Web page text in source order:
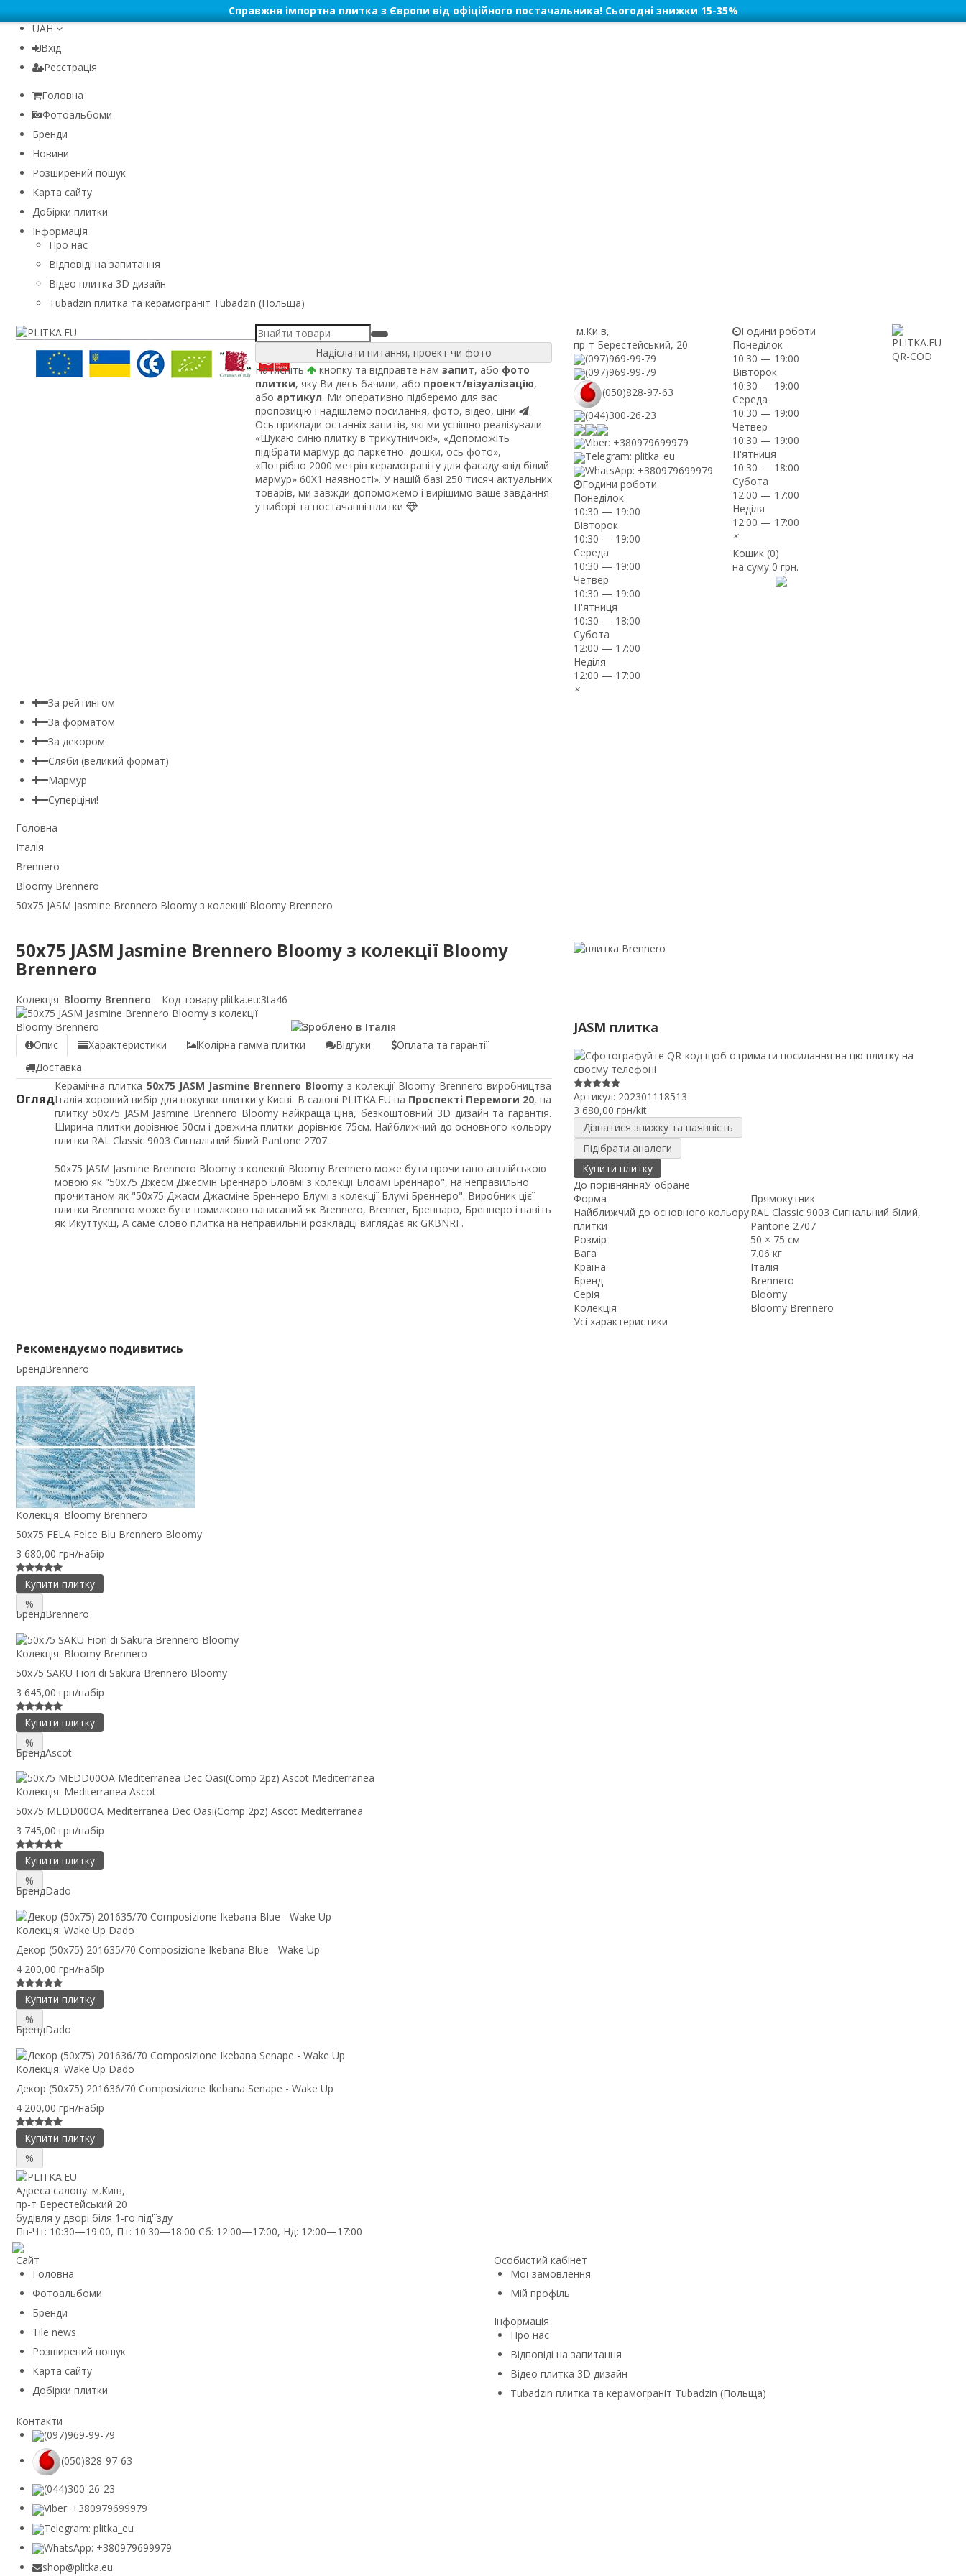
Справжня імпортна плитка з Європи від офіційного постачальника! Сьогодні знижки 15-35%
UAH
Вхід
Реєстрація
Головна
Фотоальбоми
Бренди
Новини
Розширений пошук
Карта сайту
Добірки плитки
Інформація
Про нас
Відповіді на запитання
Відео плитка 3D дизайн
Tubadzin плитка та керамограніт Tubadzin (Польща)
Надіслати питання, проект чи фото
Натисніть
кнопку та відправте нам запит, або фото
плитки, яку Ви десь бачили, або проект/візуалізацію,
або артикул. Ми оперативно підберемо для вас
пропозицію і надішлемо посилання, фото, відео, ціни
.
Ось приклади останніх запитів, які ми успішно реалізували:
«Шукаю синю плитку в трикутничок!», «Допоможіть
підібрати мармур до паркетної дошки, ось фото»,
«Потрібно 2000 метрів керамограніту для фасаду «під білий
мармур» 60Х1 наявності». У нашій базі 250 тисяч актуальних
товарів, ми завжди допоможемо і вирішимо ваше завдання
у виборі та постачанні плитки
м.Київ,
пр-т Берестейський, 20
(097)969-99-79
(097)969-99-79
(050)828-97-63
(044)300-26-23
Viber: +380979699979
Telegram: plitka_eu
WhatsApp: +380979699979
Години роботи
Понеділок
10:30 — 19:00
Вівторок
10:30 — 19:00
Середа
10:30 — 19:00
Четвер
10:30 — 19:00
П'ятниця
10:30 — 18:00
Субота
12:00 — 17:00
Неділя
12:00 — 17:00
×
Години роботи
Понеділок
10:30 — 19:00
Вівторок
10:30 — 19:00
Середа
10:30 — 19:00
Четвер
10:30 — 19:00
П'ятниця
10:30 — 18:00
Субота
12:00 — 17:00
Неділя
12:00 — 17:00
×
Кошик (0)
на суму0 грн.
За рейтингом
За форматом
За декором
Сляби (великий формат)
Мармур
Суперціни!
Головна
Італія
Brennero
Bloomy Brennero
50x75 JASM Jasmine Brennero Bloomy з колекції Bloomy Brennero
50x75 JASM Jasmine Brennero Bloomy з колекції Bloomy
Brennero
Колекція: Bloomy Brennero Код товару plitka.eu:3ta46
Опис Характеристики Колірна гамма плитки Відгуки
Оплата та гарантії
Доставка
Огляд
Керамічна плитка 50x75 JASM Jasmine Brennero Bloomyз колекції Bloomy Brennero виробництва
Італія хороший вибір для покупки плитки у Києві. В салоні PLITKA.EU на Проспекті Перемоги 20, на
плитку 50x75 JASM Jasmine Brennero Bloomy найкраща ціна, безкоштовний 3D дизайн та гарантія.
Ширина плитки дорівнює 50см і довжина плитки дорівнює 75см. Найближчий до основного кольору
плитки RAL Classic 9003 Сигнальний білий Pantone 2707.
50x75 JASM Jasmine Brennero Bloomy з колекції Bloomy Brennero може бути прочитано англійською
мовою як "50x75 Джесм Джесмін Бреннаро Блоамі з колекції Блоамі Бреннаро", на неправильно
прочитаном як "50x75 Джасм Джасміне Бреннеро Блумі з колекції Блумі Бреннеро". Виробник цієї
плитки Brennero може бути помилково написаний як Brennero, Brenner, Бреннаро, Бреннеро і навіть
як Икуттукщ, А саме слово плитка на неправильній розкладці виглядає як GKBNRF.
JASM плитка
Артикул: 202301118513
3 680,00 грн/kit
Дізнатися знижку та наявність
Підібрати аналоги
Купити плитку
До порівнянняУ обране
Форма
Прямокутник
Найближчий до основного кольору
плитки
RAL Classic 9003 Сигнальний білий,
Pantone 2707
Розмір
50 × 75 см
Вага
7.06 кг
Країна
Італія
Бренд
Brennero
Серія
Bloomy
Колекція
Bloomy Brennero
Усі характеристики
Рекомендуємо подивитись
БрендBrennero
Колекція: Bloomy Brennero
50x75 FELA Felce Blu Brennero Bloomy
3 680,00 грн/набір
Купити плитку
%
БрендBrennero
Колекція: Bloomy Brennero
50x75 SAKU Fiori di Sakura Brennero Bloomy
3 645,00 грн/набір
Купити плитку
%
БрендAscot
Колекція: Mediterranea Ascot
50x75 MEDD00OA Mediterranea Dec Oasi(Comp 2pz) Ascot Mediterranea
3 745,00 грн/набір
Купити плитку
%
БрендDado
Колекція: Wake Up Dado
Декор (50x75) 201635/70 Composizione Ikebana Blue - Wake Up
4 200,00 грн/набір
Купити плитку
%
БрендDado
Колекція: Wake Up Dado
Декор (50x75) 201636/70 Composizione Ikebana Senape - Wake Up
4 200,00 грн/набір
Купити плитку
%
Адреса салону: м.Київ,
пр-т Берестейський 20
будівля у дворі біля 1-го під'їзду
Пн-Чт: 10:30—19:00, Пт: 10:30—18:00 Сб: 12:00—17:00, Нд: 12:00—17:00
Сайт
Головна
Фотоальбоми
Бренди
Tile news
Розширений пошук
Карта сайту
Добірки плитки
Особистий кабінет
Мої замовлення
Мій профіль
Інформація
Про нас
Відповіді на запитання
Відео плитка 3D дизайн
Tubadzin плитка та керамограніт Tubadzin (Польща)
Контакти
(097)969-99-79
(050)828-97-63
(044)300-26-23
Viber: +380979699979
Telegram: plitka_eu
WhatsApp: +380979699979
shop@plitka.eu